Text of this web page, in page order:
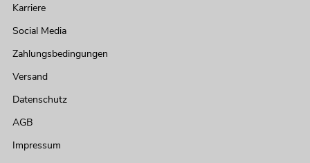
Karriere
Social Media
Zahlungsbedingungen
Versand
Datenschutz
AGB
Impressum